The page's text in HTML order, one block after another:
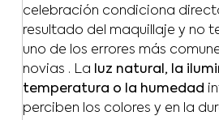
celebración condiciona
resultado del maquillaje y no
uno de los errores más
novias . La luz natural, la
temperatura o la humedad
perciben los colores y en la